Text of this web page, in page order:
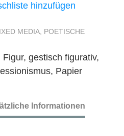
hinzufügen
MEDIA POETISCHE
Figur, gestisch figurativ,
, Papier
Informationen